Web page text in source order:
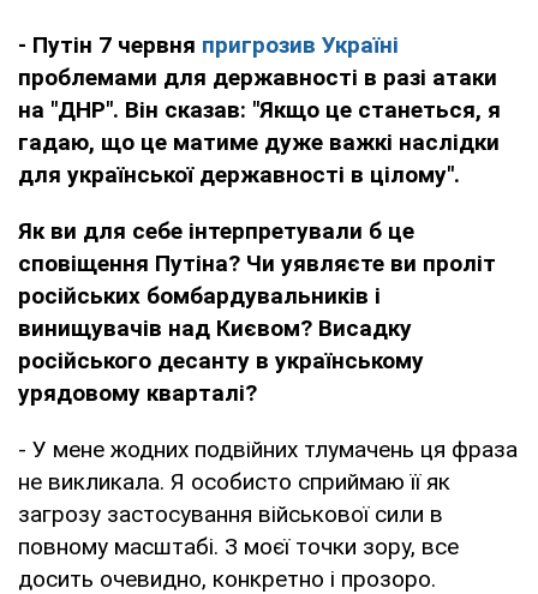
- Путін 7 червня пригрозив Україні
проблемами для державності в разі атаки
на "ДНР". Він сказав: "Якщо це станеться, я
гадаю, що це матиме дуже важкі наслідки
для української державності в цілому".
Як ви для себе інтерпретували б це
сповіщення Путіна? Чи уявляєте ви проліт
російських бомбардувальників і
винищувачів над Києвом? Висадку
російського десанту в українському
урядовому кварталі?
- У мене жодних подвійних тлумачень ця фраза
не викликала. Я особисто сприймаю її як
загрозу застосування військової сили в
повному масштабі. З моєї точки зору, все
досить очевидно, конкретно і прозоро.